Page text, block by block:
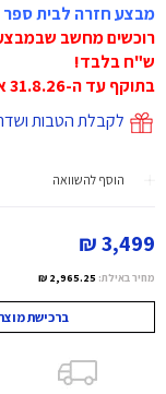
מבצע חזרה לבית ספר -
ש"ח בלבד!
בתוקף עד ה-31.8.26 או עד גמר המלאי, המוקדם מביניהם!
לקבלת הטבות
הוסף להשוואה
3,499 ₪
מחיר באילת: 2,965.25 ₪
ברכישת מוצר זה